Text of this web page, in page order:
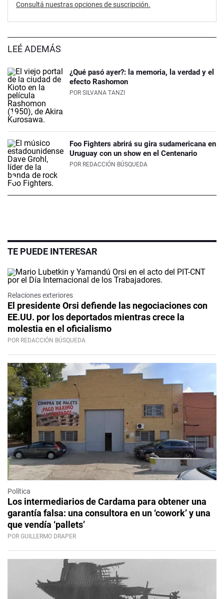
Consultá nuestras opciones de suscripción.
LEÉ ADEMÁS
¿Qué pasó ayer?: la memoria, la verdad y el
efecto Rashomon
POR SILVANA TANZI
Foo Fighters abrirá su gira sudamericana en
Uruguay con un show en el Centenario
POR REDACCIÓN BÚSQUEDA
TE PUEDE INTERESAR
Relaciones exteriores
El presidente Orsi defiende las negociaciones con
EE.UU. por los deportados mientras crece la
molestia en el oficialismo
POR REDACCIÓN BÚSQUEDA
Política
Los intermediarios de Cardama para obtener una
garantía falsa: una consultora en un ‘cowork’ y una
que vendía ‘pallets’
POR GUILLERMO DRAPER